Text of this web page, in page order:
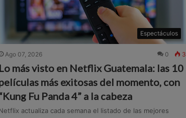
Espectáculos
Ago 07, 2026 0 3
Lo más visto en Netflix Guatemala: las 10
más exitosas del momento, con
Fu Panda 4” a la cabeza
actualiza cada semana el listado de las mejores